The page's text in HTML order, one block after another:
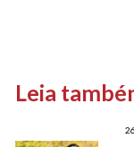
Leia